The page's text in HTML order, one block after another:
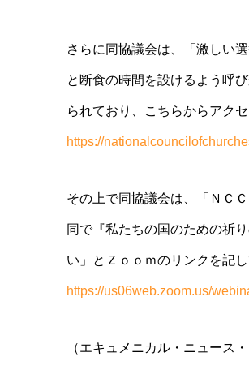
さらに同協議会は、「激しい
と断食の時間を設けるよう呼
られており、こちらからアク
https://nationalcouncilofchurc
その上で同協議会は、「ＮＣ
同で『私たちの国のための祈
い」とＺｏｏｍのリンクを記
https://us06web.zoom.us/
（エキュメニカル・ニュース・